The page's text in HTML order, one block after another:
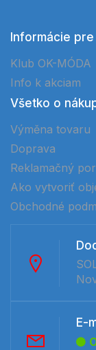
Informácie pre
Klub OK-MÓDA
Info k akciam
Všetko o
Výměna tovaru
Doprava
Reklamačný
Ako vytvoriť
Obchodné
E-